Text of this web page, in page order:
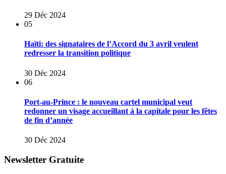
29 Déc 2024
05
Haïti: des signataires de l’Accord du 3 avril veulent
redresser la transition politique
30 Déc 2024
06
Port-au-Prince : le nouveau cartel municipal veut
redonner un visage accueillant à la capitale pour les fêtes
de fin d’année
30 Déc 2024
Newsletter Gratuite